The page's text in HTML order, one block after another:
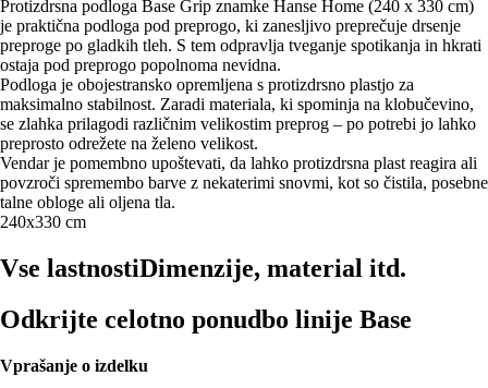
Protizdrsna podloga Base Grip znamke Hanse Home (240 x 330 cm)
je praktična podloga pod preprogo, ki zanesljivo preprečuje drsenje
preproge po gladkih tleh. S tem odpravlja tveganje spotikanja in hkrati
ostaja pod preprogo popolnoma nevidna.
Podloga je obojestransko opremljena s protizdrsno plastjo za
maksimalno stabilnost. Zaradi materiala, ki spominja na klobučevino,
se zlahka prilagodi različnim velikostim preprog – po potrebi jo lahko
preprosto odrežete na želeno velikost.
Vendar je pomembno upoštevati, da lahko protizdrsna plast reagira ali
povzroči spremembo barve z nekaterimi snovmi, kot so čistila, posebne
talne obloge ali oljena tla.
240x330 cm
Vse lastnostiDimenzije, material itd.
Odkrijte celotno ponudbo linije Base
Vprašanje o izdelku